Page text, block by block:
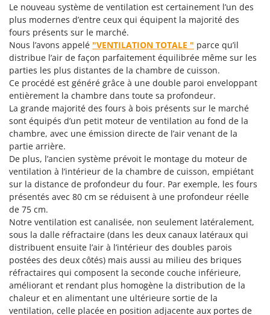
NuAir
NuovaFac
O
Officine Savioli
Oliviero
Olix
OMA
Omas
Ompagrill
Ooni
Oriental Koshin
Outdoorchef
P
Palazzetti
Palumbo Pavi
Partisani
Paterlini
Le nouveau système de ventilation est certainement l’un des
plus modernes d’entre ceux qui équipent la majorité des
fours présents sur le marché.
Nous l’avons appelé "VENTILATION TOTALE " parce qu’il
distribue l’air de façon parfaitement équilibrée même sur les
parties les plus distantes de la chambre de cuisson.
Ce procédé est généré grâce à une double paroi enveloppant
entièrement la chambre dans toute sa profondeur.
La grande majorité des fours à bois présents sur le marché
sont équipés d’un petit moteur de ventilation au fond de la
chambre, avec une émission directe de l’air venant de la
partie arrière.
De plus, l’ancien système prévoit le montage du moteur de
ventilation à l’intérieur de la chambre de cuisson, empiétant
sur la distance de profondeur du four. Par exemple, les fours
présentés avec 80 cm se réduisent à une profondeur réelle
de 75 cm.
Notre ventilation est canalisée, non seulement latéralement,
sous la dalle réfractaire (dans les deux canaux latéraux qui
distribuent ensuite l’air à l’intérieur des doubles parois
postées des deux côtés) mais aussi au milieu des briques
réfractaires qui composent la seconde couche inférieure,
améliorant et rendant plus homogène la distribution de la
chaleur et en alimentant une ultérieure sortie de la
ventilation, celle placée en position adjacente aux portes de